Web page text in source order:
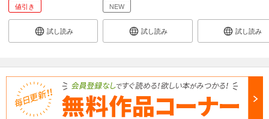
値引き
試し読み
NEW
試し読み 試し読み